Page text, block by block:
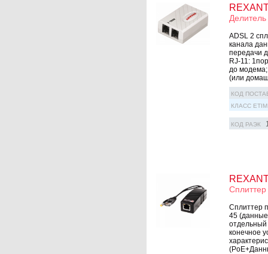
ADSL 2
канала
передачи
RJ-11:
до
(или
КОД
КЛАСС ETIM
КОД РАЭК
Сплиттер
45
отдельный
конечное